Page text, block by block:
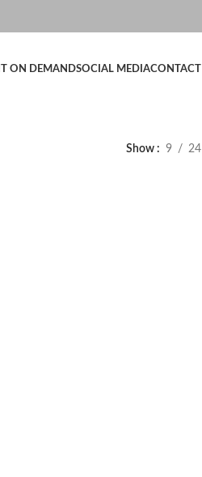
ON DEMANDSOCIAL MEDIACONTACT
Show 9 24